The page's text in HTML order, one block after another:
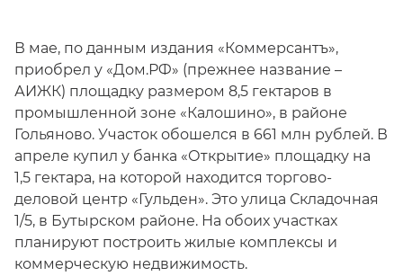
В мае, по данным издания «Коммерсантъ»,
приобрел у «Дом.РФ» (прежнее название –
АИЖК) площадку размером 8,5 гектаров в
промышленной зоне «Калошино», в районе
Гольяново. Участок обошелся в 661 млн рублей. В
апреле купил у банка «Открытие» площадку на
1,5 гектара, на которой находится торгово-
деловой центр «Гульден». Это улица Складочная
1/5, в Бутырском районе. На обоих участках
планируют построить жилые комплексы и
коммерческую недвижимость.